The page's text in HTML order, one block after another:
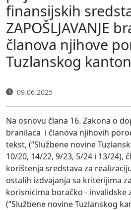
finansijskih
ZAPOŠLJAVANJE
članova njihove
Tuzlanskog
09.06.2025
Na osnovu člana 16. Zakona o
branilaca i članova njihovih
tekst, (“Službene novine
10/20, 14/22, 9/23, 5/24 i 13/24),
korištenja sredstava za
ostalih izdvajanja sa kriterijima
korisnicima boračko - invalidske
(“Službene novine Tuzlanskog